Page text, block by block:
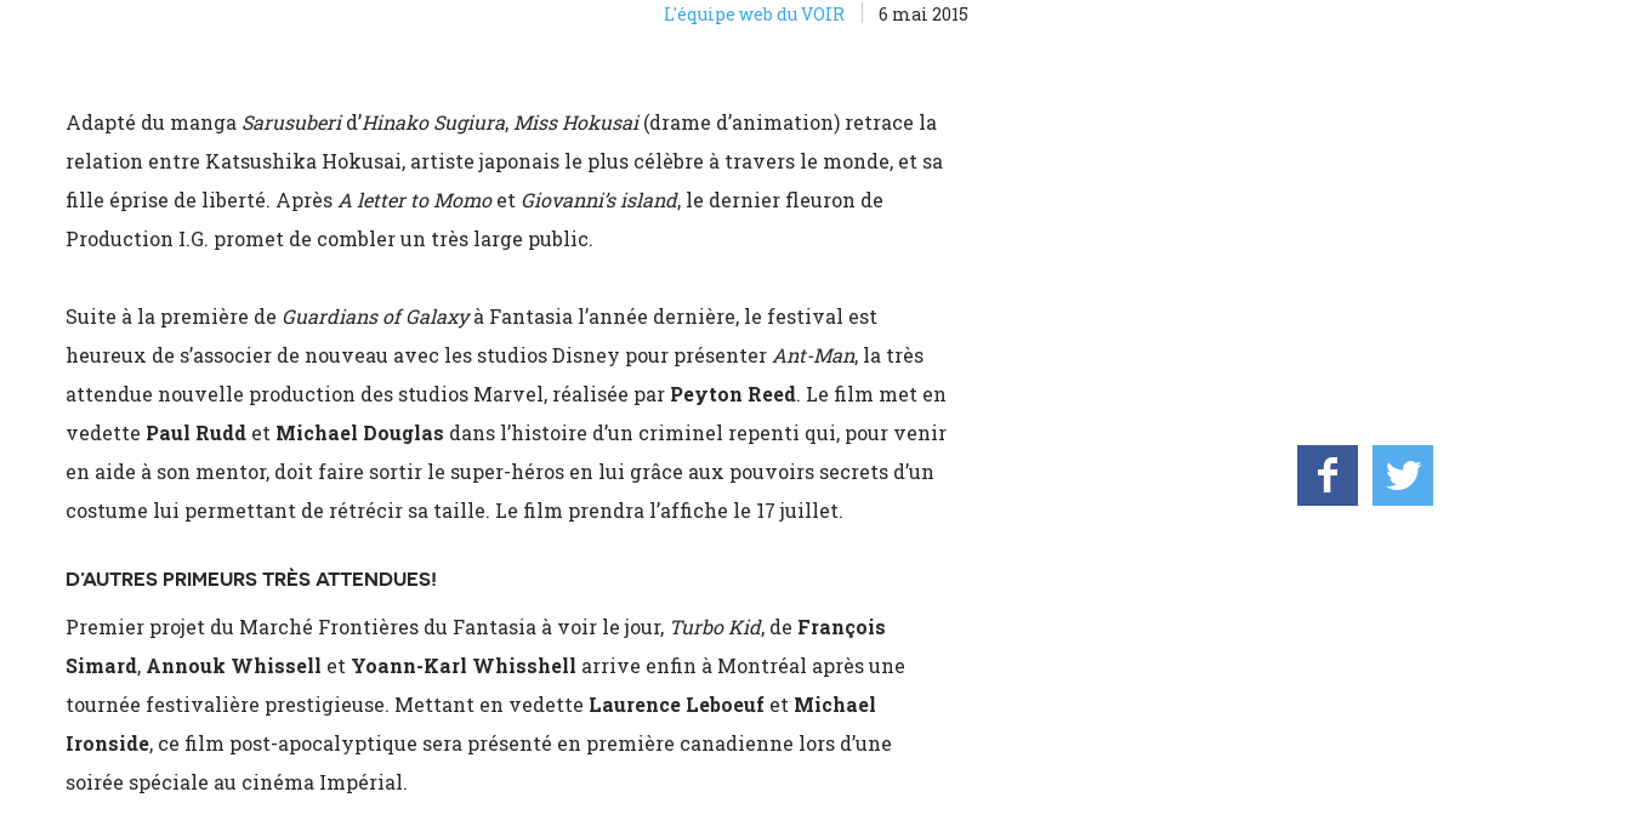
L'équipe web du VOIR 6 mai 2015
Adapté du manga Sarusuberid’Hinako Sugiura, Miss Hokusai(drame d’animation) retrace la
relation entre Katsushika Hokusai, artiste japonais le plus célèbre à travers le monde, et sa
fille éprise de liberté. Après A letter to Momoet Giovanni’s island, le dernier fleuron de
Production I.G. promet de combler un très large public.
Suite à la première de Guardians of Galaxyà Fantasia l’année dernière, le festival est
heureux de s’associer de nouveau avec les studios Disney pour présenter Ant-Man, la très
attendue nouvelle production des studios Marvel, réalisée par Peyton Reed. Le film met en
vedette Paul Ruddet Michael Douglas dans l’histoire d’un criminel repenti qui, pour venir
en aide à son mentor, doit faire sortir le super-héros en lui grâce aux pouvoirs secrets d’un
costume lui permettant de rétrécir sa taille. Le film prendra l’affiche le 17 juillet.
D’AUTRES PRIMEURS TRÈS ATTENDUES!
Premier projet du Marché Frontières du Fantasia à voir le jour, Turbo Kid, de François
Simard, Annouk Whissell et Yoann-Karl Whisshell arrive enfin à Montréal après une
tournée festivalière prestigieuse. Mettant en vedette Laurence Leboeufet Michael
Ironside, ce film post-apocalyptique sera présenté en première canadienne lors d’une
soirée spéciale au cinéma Impérial.